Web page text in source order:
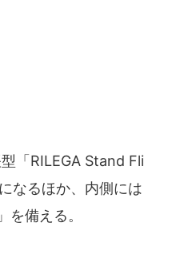
「RILEGA Stand Fli
なるほか、内側には
備える。